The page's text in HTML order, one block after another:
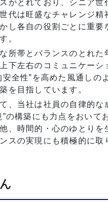
がとれており、シニア世
代は旺盛なチャレンジ精
し各自の役割ごとに重要
。
所帯とバランスのとれた
下左右のコミュニケーシ
安全性”を高めた風通しの
を目指しています。
、当社は社員の自律的な
”の構築にも力点をおいて
、時間的・心のゆとりを
スの実現にも積極的に取